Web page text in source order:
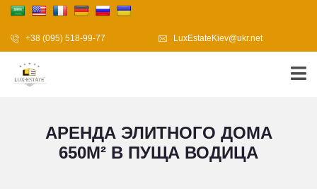
+38 (095) 518-99-77 LuxEstateKiev@ukr.net
АРЕНДА ЭЛИТНОГО ДОМА
650M² В ПУЩА ВОДИЦА